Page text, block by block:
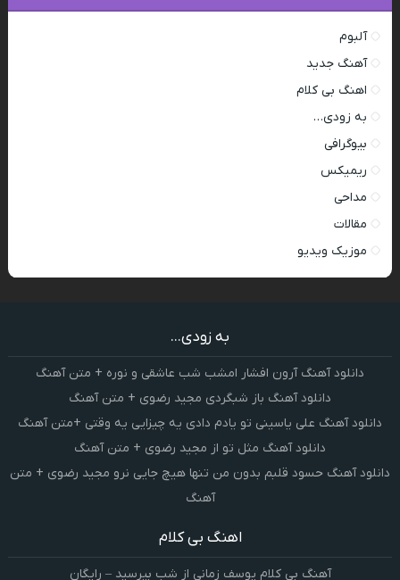
آلبوم
آهنگ جدید
اهنگ بی کلام
به زودی…
بیوگرافی
ریمیکس
مداحی
مقالات
موزیک ویدیو
به زودی...
دانلود آهنگ آرون افشار امشب شب عاشقی و نوره + متن آهنگ
دانلود آهنگ باز شبگردی مجید رضوی + متن آهنگ
دانلود آهنگ علی یاسینی تو یادم دادی یه چیزایی یه وقتی +متن آهنگ
دانلود آهنگ مثل تو از مجید رضوی + متن آهنگ
دانلود آهنگ حسود قلبم بدون من تنها هیچ جایی نرو مجید رضوی + متن
آهنگ
اهنگ بی کلام
آهنگ بی کلام یوسف زمانی از شب بپرسید – رایگان